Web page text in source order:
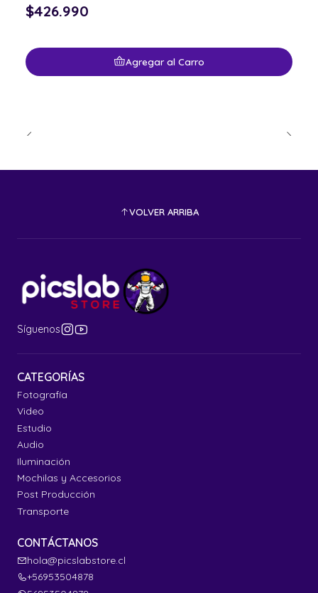
$426.990
Agregar al Carro
VOLVER ARRIBA
Síguenos
CATEGORÍAS
Fotografía
Video
Estudio
Audio
Iluminación
Mochilas y Accesorios
Post Producción
Transporte
CONTÁCTANOS
hola@picslabstore.cl
+56953504878